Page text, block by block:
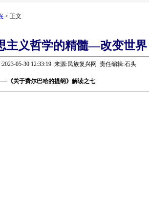
> 正文
主义哲学的精髓—改变世界
05-30 12:33:19 来源:民族复兴网 责任编辑:石头
《关于费尔巴哈的提纲》解读之七